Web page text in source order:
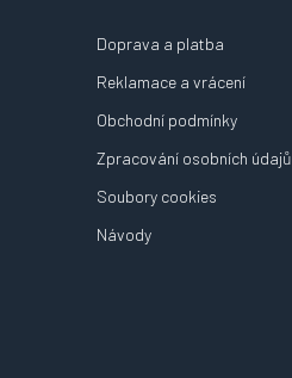
Doprava a platba
Reklamace a vrácení
Obchodní podmínky
Zpracování osobních údajů
Soubory cookies
Návody